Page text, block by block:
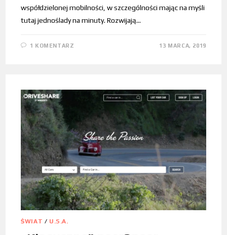
współdzielonej mobilności, w szczególności mając na myśli
tutaj jednoślady na minuty. Rozwijają…
1 KOMENTARZ 13 MARCA, 2019
ŚWIAT / U.S.A.